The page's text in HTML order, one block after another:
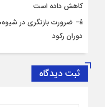
کاهش داده است
ضرورت بازنگری در
دوران رکود
ثبت دیدگاه